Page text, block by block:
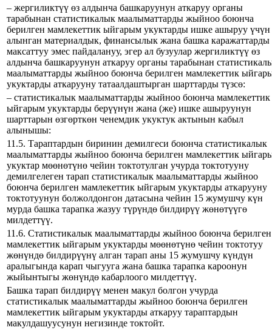
– жергиликтүү өз алдынча башкаруунун аткаруу органы
тарабынан статистикалык маалыматтарды жыйноо боюнча
берилген мамлекеттик ыйгарым укуктарды ишке ашыруу үчүн
алынган материалдык, финансылык жана башка каражаттарды
максаттуу эмес пайдалануу, эгер ал бузуулар жергиликтүү өз
алдынча башкаруунун аткаруу органы тарабынан
маалыматтарды жыйноо боюнча берилген мамлекеттик
укуктарды аткарууну татаалдаштырган шарттарды түзсө:
– статистикалык маалыматтарды жыйноо боюнча мамлекеттик
ыйгарым укуктарды берүүнүн жана (же) ишке ашыруунун
шарттарын өзгөрткөн ченемдик укуктук актынын кабыл
алынышы:
11.5. Тараптардын биринин демилгеси боюнча статистикалык
маалыматтарды жыйноо боюнча берилген мамлекеттик
укуктар мөөнөтүнө чейин токтотулган учурда токтотууну
демилгелеген тарап статистикалык маалыматтарды жыйноо
боюнча берилген мамлекеттик ыйгарым укуктарды аткарууну
токтотуунун болжолдонгон датасына чейин 15 жумушчу күн
мурда башка тарапка жазуу түрүндө билдирүү жөнөтүүгө
милдеттүү.
11.6. Статистикалык маалыматтарды жыйноо боюнча берилген
мамлекеттик ыйгарым укуктарды мөөнөтүнө чейин токтотуу
жөнүндө билдирүүнү алган тарап аны 15 жумушчу күндүн
аралыгында карап чыгууга жана башка тарапка кароонун
жыйынтыгы жөнүндө кабарлоого милдеттүү.
Башка тарап билдирүү менен макул болгон учурда
статистикалык маалыматтарды жыйноо боюнча берилген
мамлекеттик ыйгарым укуктарды аткаруу тараптардын
макулдашуусунун негизинде токтойт.